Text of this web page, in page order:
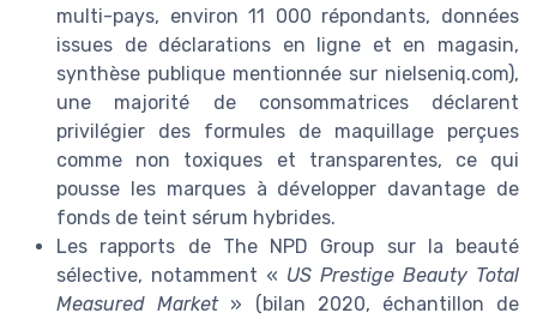
multi-pays, environ 11 000 répondants, données
issues de déclarations en ligne et en magasin,
synthèse publique mentionnée sur nielseniq.com),
une majorité de consommatrices déclarent
privilégier des formules de maquillage perçues
comme non toxiques et transparentes, ce qui
pousse les marques à développer davantage de
fonds de teint sérum hybrides.
Les rapports de The NPD Group sur la beauté
sélective, notamment « US Prestige Beauty Total
Measured Market» (bilan 2020, échantillon de